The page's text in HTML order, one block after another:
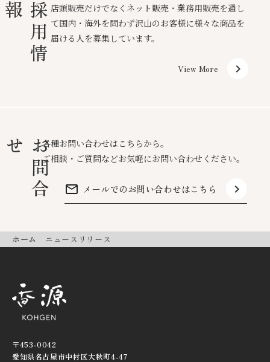
採
用
情
報
店頭販売だけでなくネット販売・業務用販売を通し
て国内・海外を問わず沢山のお客様に様々な商品を
届ける人を募集しています。
View More keyboard_arrow_right
お
問
合
せ
各種お問い合わせはこちらから。
ご相談・ご質問などお気軽にお問い合わせください。
mail_outline メールでのお問い合わせはこちら keyboard_arrow_right
ホーム ニュースリリース
〒453-0042
愛知県名古屋市中村区大秋町4-47